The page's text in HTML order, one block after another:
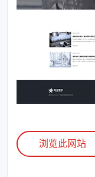
浏览此网站